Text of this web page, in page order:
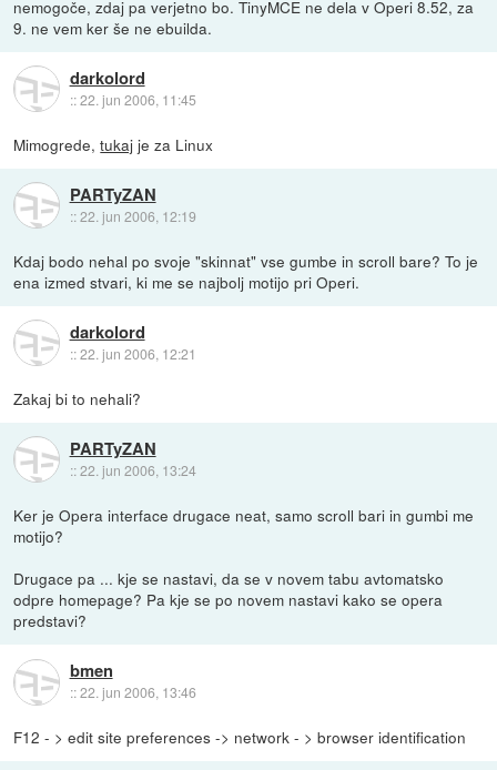
nemogoče, zdaj pa verjetno bo. TinyMCE ne dela v Operi 8.52, za
9. ne vem ker še ne ebuilda.
darkolord
::22. jun 2006, 11:45
Mimogrede,tukaj je za Linux
PARTyZAN
::22. jun 2006, 12:19
Kdaj bodo nehal po svoje "skinnat" vse gumbe in scroll bare? To je
ena izmed stvari, ki me se najbolj motijo pri Operi.
darkolord
::22. jun 2006, 12:21
Zakaj bi to nehali?
PARTyZAN
::22. jun 2006, 13:24
Ker je Opera interface drugace neat, samo scroll bari in gumbi me
motijo?
Drugace pa ... kje se nastavi, da se v novem tabu avtomatsko
odpre homepage? Pa kje se po novem nastavi kako se opera
predstavi?
bmen
::22. jun 2006, 13:46
F12 - > edit site preferences -> network - > browser identification